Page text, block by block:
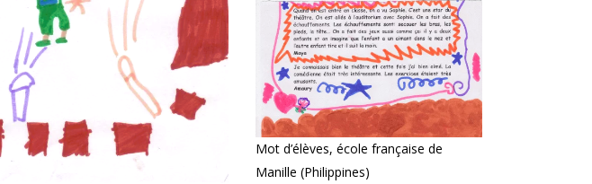
Mot d’élèves, école française de
Manille (Philippines)